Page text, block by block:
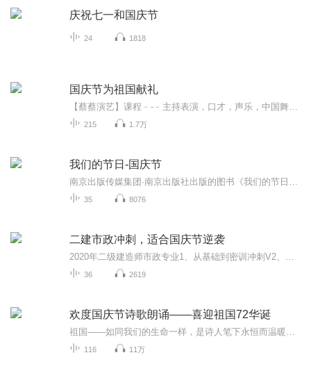
庆祝七一和国庆节
24 1818
国庆节为祖国献礼
215 1.7万
我们的节日-国庆节
35 8076
二建市政冲刺，适合国庆节逆袭
36 2619
欢度国庆节诗歌朗诵——喜迎祖国72华诞
116 11万